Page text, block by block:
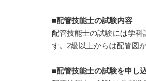
■配管技能士の試験内容
配管技能士の試験には学
す。2級以上からは配管図
■配管技能士の試験を申し